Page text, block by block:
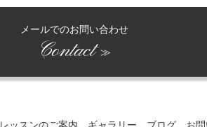
メールでのお問い合わせ
Contact≫